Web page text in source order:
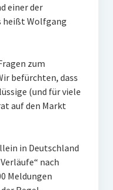
einer der
heißt Wolfgang
zum
befürchten, dass
(und für viele
auf den Markt
in Deutschland
nach
Meldungen